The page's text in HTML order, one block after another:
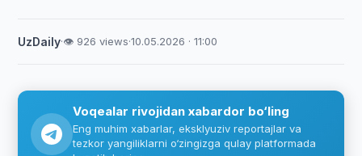
UzDaily·👁 926 views·10.05.2026 · 11:00
Voqealar rivojidan xabardor bo‘ling
Eng muhim xabarlar, eksklyuziv reportajlar va
tezkor yangiliklarni o‘zingizga qulay platformada